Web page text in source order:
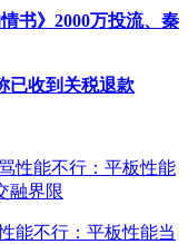
书》2000万投流、秦
已收到关税退款
能不行：平板性能当